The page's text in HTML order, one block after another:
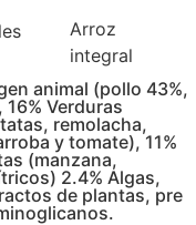
Arroz
integral
animal (pollo 43%,
Verduras
remolacha,
y tomate), 11%
(manzana,
2.4% Algas,
de plantas, pre